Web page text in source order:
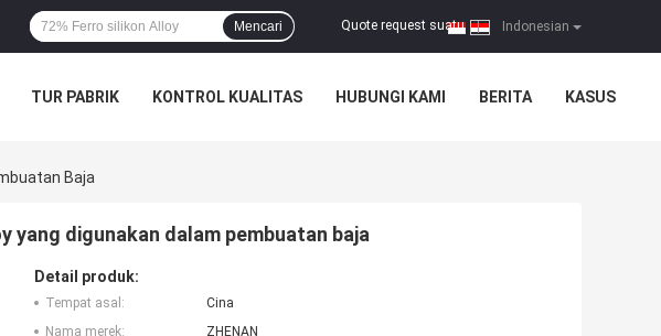
Indonesian
Quote request suatu |
Mencari
TUR PABRIK KONTROL KUALITAS HUBUNGI KAMI BERITA KASUS
Baja
yang digunakan dalam pembuatan baja
Detail produk:
Tempat asal:
Cina
Nama merek:
ZHENAN